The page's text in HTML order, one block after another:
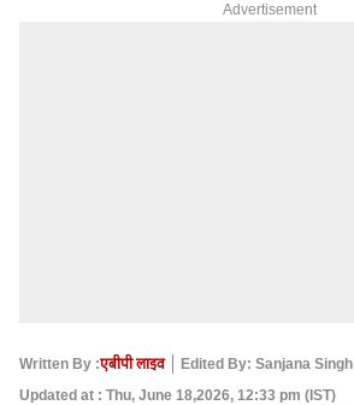
Advertisement
Written By :एबीपी लाइव
Edited By: Sanjana Singh
Updated at : Thu, June 18,2026, 12:33 pm (IST)